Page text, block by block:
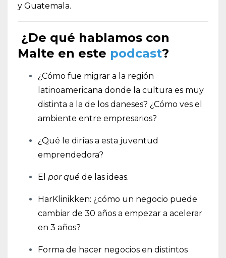
y Guatemala.
¿De qué hablamos con
Malte en este podcast?
¿Cómo fue migrar a la región
latinoamericana donde la cultura es muy
distinta a la de los daneses? ¿Cómo ves el
ambiente entre empresarios?
¿Qué le dirías a esta juventud
emprendedora?
El por qué de las ideas.
HarKlinikken: ¿cómo un negocio puede
cambiar de 30 años a empezar a acelerar
en 3 años?
Forma de hacer negocios en distintos